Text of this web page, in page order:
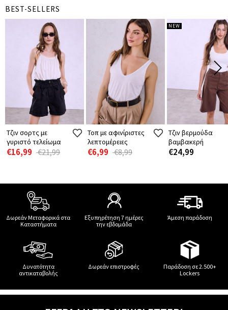
BEST-SELLERS
Τζιν σορτς με
γυριστό τελείωμα
€16,99 €21,99
Τοπ με αφινίριστες
λεπτομέρειες
€6,99 €8,99
NEW
Τζιν βερμούδα
βαμβακερή
€24,99
Δωρεάν Μεταφορικά στα
Καταστήματα
Εξυπηρέτηση 7 ημέρες
την εβδομάδα
Άμεση παράδοση
Δυνατότητα
αντικαταβολής
Δωρεάν επιστροφές
Παράδοση σε 2.500+
Lockers